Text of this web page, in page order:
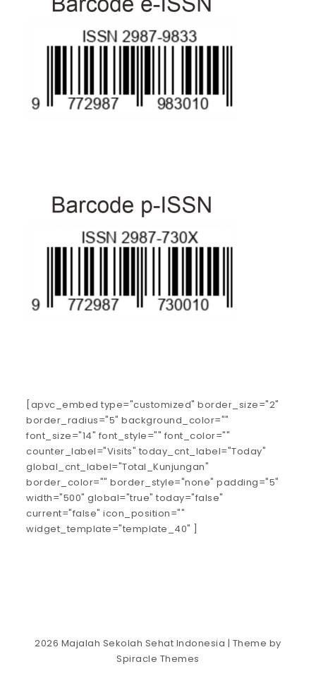
[apvc_embed type="customized" border_size="2"
border_radius="5" background_color=""
font_size="14" font_style="" font_color=""
counter_label="Visits" today_cnt_label="Today"
global_cnt_label="Total_Kunjungan"
border_color="" border_style="none" padding="5"
width="500" global="true" today="false"
current="false" icon_position=""
widget_template="template_40" ]
2026 Majalah Sekolah Sehat Indonesia | Theme by
Spiracle Themes